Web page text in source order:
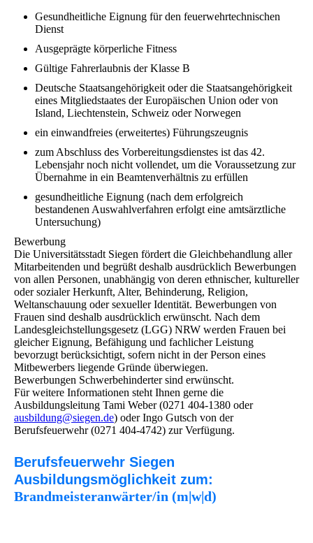
Gesundheitliche Eignung für den feuerwehrtechnischen
Dienst
Ausgeprägte körperliche Fitness
Gültige Fahrerlaubnis der Klasse B
Deutsche Staatsangehörigkeit oder die Staatsangehörigkeit
eines Mitgliedstaates der Europäischen Union oder von
Island, Liechtenstein, Schweiz oder Norwegen
ein einwandfreies (erweitertes) Führungszeugnis
zum Abschluss des Vorbereitungsdienstes ist das 42.
Lebensjahr noch nicht vollendet, um die Voraussetzung zur
Übernahme in ein Beamtenverhältnis zu erfüllen
gesundheitliche Eignung (nach dem erfolgreich
bestandenen Auswahlverfahren erfolgt eine amtsärztliche
Untersuchung)
Bewerbung
Die Universitätsstadt Siegen fördert die Gleichbehandlung aller
Mitarbeitenden und begrüßt deshalb ausdrücklich Bewerbungen
von allen Personen, unabhängig von deren ethnischer, kultureller
oder sozialer Herkunft, Alter, Behinderung, Religion,
Weltanschauung oder sexueller Identität. Bewerbungen von
Frauen sind deshalb ausdrücklich erwünscht. Nach dem
Landesgleichstellungsgesetz (LGG) NRW werden Frauen bei
gleicher Eignung, Befähigung und fachlicher Leistung
bevorzugt berücksichtigt, sofern nicht in der Person eines
Mitbewerbers liegende Gründe überwiegen.
Bewerbungen Schwerbehinderter sind erwünscht.
Für weitere Informationen steht Ihnen gerne die
Ausbildungsleitung Tami Weber (0271 404-1380 oder
ausbildung@siegen.de) oder Ingo Gutsch von der
Berufsfeuerwehr (0271 404-4742) zur Verfügung.
Berufsfeuerwehr Siegen
Ausbildungsmöglichkeit zum:
Brandmeisteranwärter/in (m|w|d)